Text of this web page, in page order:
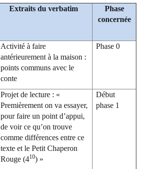
Extraits du verbatim
Phase
concernée
Activité à faire
antérieurement à la maison :
points communs avec le
conte
Phase 0
Projet de lecture : «
Premièrement on va essayer,
pour faire un point d’appui,
de voir ce qu’on trouve
comme différences entre ce
texte et le Petit Chaperon
Rouge (410) »
Début
phase 1